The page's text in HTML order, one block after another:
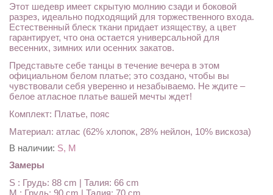
Этот шедевр имеет скрытую молнию сзади и боковой
разрез, идеально подходящий для торжественного входа.
Естественный блеск ткани придает изяществу, а цвет
гарантирует, что она остается универсальной для
весенних, зимних или осенних закатов.
Представьте себе танцы в течение вечера в этом
официальном белом платье; это создано, чтобы вы
чувствовали себя уверенно и незабываемо. Не ждите –
белое атласное платье вашей мечты ждет!
Комплект: Платье, пояс
Материал: атлас (62% хлопок, 28% нейлон, 10% вискоза)
В наличии: S, M
Замеры
S : Грудь: 88 cm | Талия: 66 cm
M : Грудь: 90 cm | Талия: 70 cm